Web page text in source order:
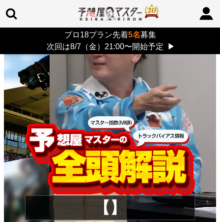
プロ18プラン先着5名募集
次回は8/7（金）21:00〜開始予定
▶
> 26/8/9 (日)
【】